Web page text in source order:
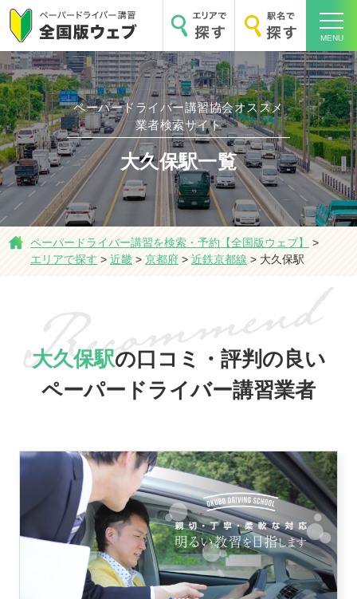
MENU
ホーム
エリアで探す
おすすめ業者
講習トピックス
運営会社
ペーパードライバー講習協会オススメ
業者検索サイト
大久保駅一覧
ペーパードライバー講習を検索・予約【全国版ウェブ】
>
エリアで探す > 近畿 > 京都府 > 近鉄京都線 > 大久保駅
大久保駅の口コミ・評判の良い
ペーパードライバー講習業者